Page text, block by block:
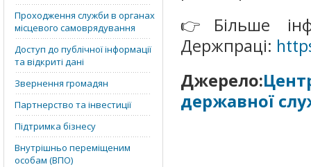
Проходження служби в органах
місцевого самоврядування
Доступ до публічної інформації
та відкриті дані
Звернення громадян
Партнерство та інвестиції
Підтримка бізнесу
Внутрішньо переміщеним
особам (ВПО)
👉Більше
Держпраці:
Джерело:
державної